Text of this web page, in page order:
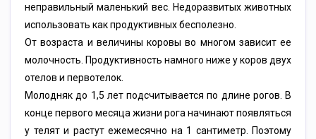
неправильный маленький вес. Недоразвитых животных
использовать как продуктивных бесполезно.
От возраста и величины коровы во многом зависит ее
молочность. Продуктивность намного ниже у коров двух
отелов и первотелок.
Молодняк до 1,5 лет подсчитывается по длине рогов. В
конце первого месяца жизни рога начинают появляться
у телят и растут ежемесячно на 1 сантиметр. Поэтому